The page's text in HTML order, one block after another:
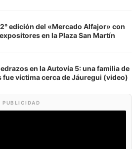
edición del «Mercado Alfajor» con
en la Plaza San Martín
en la Autovía 5: una familia de
víctima cerca de Jáuregui (video)
PUBLICIDAD